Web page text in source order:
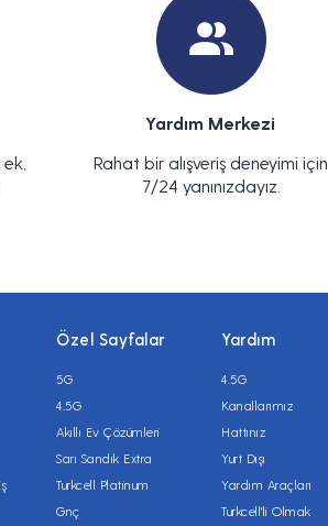
Yardım Merkezi
Rahat bir alışveriş deneyimi için
7/24 yanınızdayız.
Özel Sayfalar
5G
4.5G
Akıllı Ev Çözümleri
Sarı Sandık Extra
Turkcell Platinum
Gnç
Yardım
4.5G
Kanallarımız
Hattınız
Yurt Dışı
Yardım Araçları
Turkcell'li Olmak